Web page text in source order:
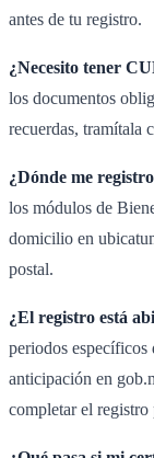
antes de tu registro.
¿Necesito tener
los documentos
recuerdas, tramítala
¿Dónde me
los módulos de
domicilio en
postal.
¿El registro está
periodos específicos
anticipación en
completar el registro